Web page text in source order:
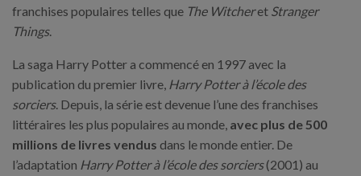
franchises populaires telles que The Witcheret Stranger
Things.
La saga Harry Potter a commencé en 1997 avec la
publication du premier livre, Harry Potter à l’école des
sorciers. Depuis, la série est devenue l’une des franchises
littéraires les plus populaires au monde, avec plus de 500
millions de livres vendus dans le monde entier. De
l’adaptation Harry Potter à l’école des sorciers(2001) au